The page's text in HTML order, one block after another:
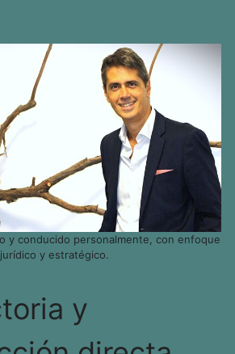
y conducido personalmente, con enfoque
jurídico y estratégico.
y